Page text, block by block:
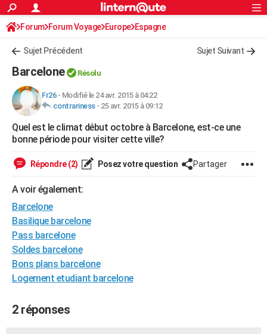
ACTUALITÉS
Politique
Société
Faits Divers
Education
Monde
Villes
+
FINANCE
Retraite
Impôts
Epargne
Immobilier
Risques naturels par ville
Banque
Assurance
Crédit
AUTO
Essais
Réserver un essai
Citadines
Berlines
SUV
Forum auto
+HIGH-TECH
Mobiles
Meilleur smartphone
Internet
Ordinateurs
Jeux vidéo
Guide high-tech
BRICOLAGE
WEEK-END
Guides de France
Escapades
Patrimoine
Expositions
Musées
Week-end nature
+LIFESTYLE
Art de vivre
Bien-être
Loisirs
ModeModes de vie
SANTE
Alimentation
Guide de la santé
Maladies
Médicaments
Sommeil
Destinations
City break
Voyage nature
Voyage de noces
Forum
Climat
PHOTO
GUIDES D'ACHAT
S'inscrire
Connexion
Forum Forum Voyage Europe Espagne
Sujet Précédent Sujet Suivant
Barcelone Résolu
Fr26- Modifié le 24 avr. 2015 à 04:22
contrariness- 25 avr. 2015 à 09:12
Quel est le climat début octobre à Barcelone, est-ce une
bonne période pour visiter cette ville?
Répondre (2) Posez votre question Partager
A voir également:
Barcelone
Basilique barcelone
Pass barcelone
Soldes barcelone
Bons plans barcelone
Logement etudiant barcelone
2 réponses